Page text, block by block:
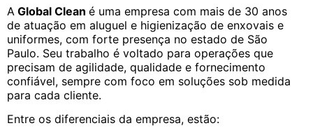
A Global Clean é uma empresa com mais de 30 anos
de atuação em aluguel e higienização de enxovais e
uniformes, com forte presença no estado de São
Paulo. Seu trabalho é voltado para operações que
precisam de agilidade, qualidade e fornecimento
confiável, sempre com foco em soluções sob medida
para cada cliente.
Entre os diferenciais da empresa, estão: